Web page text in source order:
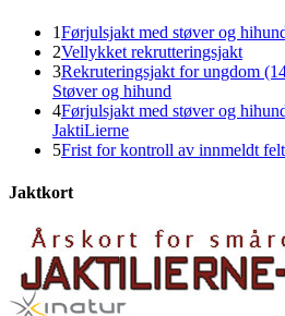
1Førjulsjakt med støver og
2Vellykket rekrutteringsjakt
3Rekruteringsjakt for ungdom
Støver og hihund
4Førjulsjakt med støver og
JaktiLierne
5Frist for kontroll av innmeldt
Jaktkort